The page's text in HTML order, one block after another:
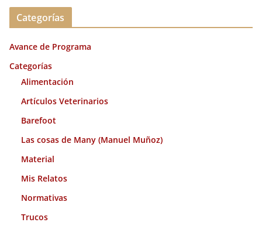
c
v
o
Categorías
Avance de Programa
Categorías
Alimentación
Artículos Veterinarios
Barefoot
Las cosas de Many (Manuel Muñoz)
Material
Mis Relatos
Normativas
Trucos